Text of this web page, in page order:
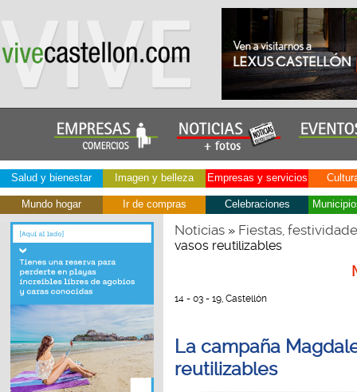
Salud y bienestar Imagen y belleza Empresas y servicios
Mundo hogar Ir de compras Celebraciones
Noticias» Fiestas,
vasos reutilizables
14 - 03 - 19, Castellón
La campaña
reutilizables